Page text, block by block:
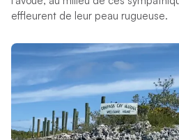
effleurent de leur peau rugueuse.